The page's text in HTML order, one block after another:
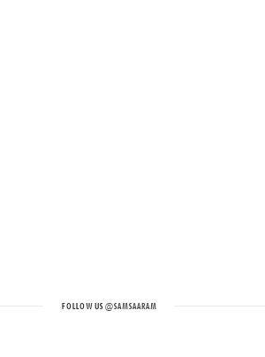
FOLLOW US@SAMSAARAM